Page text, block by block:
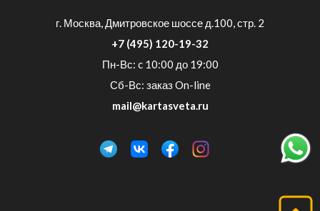
г. Москва, Дмитровское шоссе д.100, стр. 2
+7 (495) 120-19-32
Пн-Вс: c 10:00 до 19:00
Сб-Вс: заказ On-line
mail@kartasveta.ru